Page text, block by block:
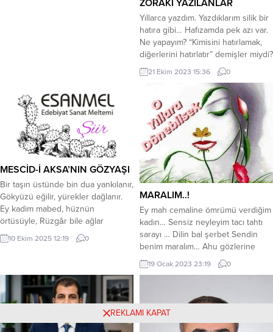
ZORAKİ YAZILANLAR
Yıllarca yazdım. Yazdıklarım silik bir
hatıra gibi… Hafızamda pek azı var.
Ne yapayım? “Kimisini hatırlamak,
diğerlerini hatırlatır” demişler miydi?
Albümün sayfalarında yarı silik bir
hatıra olacağı beni umutlandırıyor.
Ama yazdıklarım hep tatsız olayları
hatırlatıyor nedense. Yazarların
garip bir kaderleri vardır. Bu yaşamı
iyi bilirim. Ben bu yaşama nara
atarak girmedim....
21 Ekim 2023 15:36 0
MESCİD-İ AKSA’NIN GÖZYAŞI
Bir taşın üstünde bin dua yankılanır,
Gökyüzü eğilir, yürekler dağlanır.
Ey kadim mabed, hüznün
örtüsüyle, Rüzgâr bile ağlar
minarenin sesiyle. *** Zincirler
gölgene düşmüş, ey mukaddes
gözünde direnişin nuru, Bir
annenin sessiz duasında umudu.
*** Taş duvarların konuşur, her biri
10 Ekim 2025 12:19 0
MARALIM..!
Ey mah cemaline ömrümü verdiğim
kadın… Sensiz neyleyim tacı tahtı
sarayı … Dilin bal şerbet Sendin
benim maralım… Ahu gözlerine
sererim dünyayı Leblerinden inci
mercan dökülür.. Sendin benim
sandın Sensiz bilsen ne hülyalara
daldım Sendin benim maralım.. Ey
19 Ocak 2023 23:19 0
REKLAMI KAPAT